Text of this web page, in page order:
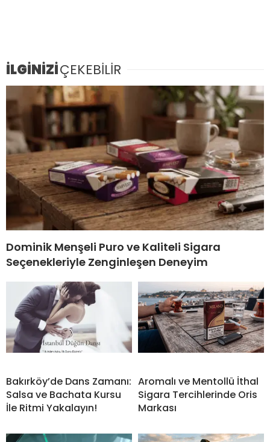
İLGİNİZİÇEKEBİLİR
Dominik Menşeli Puro ve Kaliteli Sigara
Seçenekleriyle Zenginleşen Deneyim
Bakırköy’de Dans Zamanı:
Salsa ve Bachata Kursu
İle Ritmi Yakalayın!
Aromalı ve Mentollü İthal
Sigara Tercihlerinde Oris
Markası